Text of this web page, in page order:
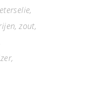
zout,